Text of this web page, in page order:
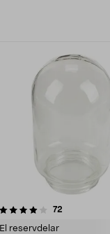
72
El reservdelar
4.0av 5 stjärnor